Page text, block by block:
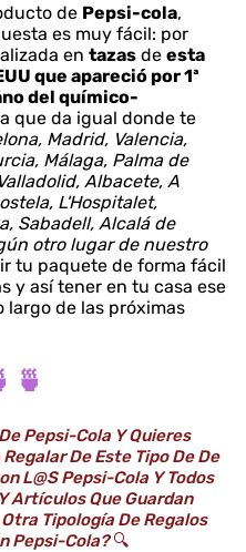
de Pepsi-cola,
es muy fácil: por
en tazas de esta
que apareció por 1ª
del químico-
que da igual donde te
Madrid, Valencia,
Málaga, Palma de
Albacete, A
L'Hospitalet,
Sabadell, Alcalá de
otro lugar de nuestro
tu paquete de forma fácil
y así tener en tu casa ese
largo de las próximas
🍵
Pepsi-Cola Y Quieres
De Este Tipo De De
L@s Pepsi-Cola Y Todos
Artículos Que Guardan
Tipología De Regalos
Pepsi-Cola?🔍